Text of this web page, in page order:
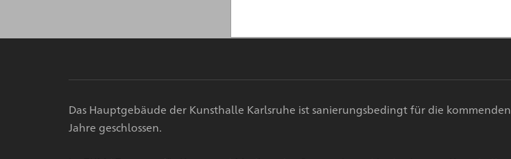
Das Hauptgebäude der Kunsthalle Karlsruhe ist sanierungsbedingt für die kommenden
Jahre geschlossen.